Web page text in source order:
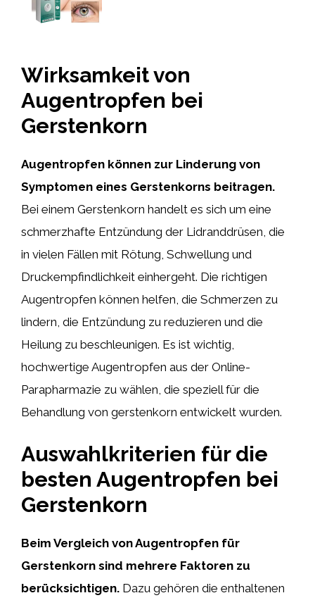
Wirksamkeit von
Augentropfen bei
Gerstenkorn
Augentropfen können zur Linderung von
Symptomen eines Gerstenkorns beitragen.
Bei einem Gerstenkorn handelt es sich um eine
schmerzhafte Entzündung der Lidranddrüsen, die
in vielen Fällen mit Rötung, Schwellung und
Druckempfindlichkeit einhergeht. Die richtigen
Augentropfen können helfen, die Schmerzen zu
lindern, die Entzündung zu reduzieren und die
Heilung zu beschleunigen. Es ist wichtig,
hochwertige Augentropfen aus der Online-
Parapharmazie zu wählen, die speziell für die
Behandlung von gerstenkorn entwickelt wurden.
Auswahlkriterien für die
besten Augentropfen bei
Gerstenkorn
Beim Vergleich von Augentropfen für
Gerstenkorn sind mehrere Faktoren zu
berücksichtigen. Dazu gehören die enthaltenen